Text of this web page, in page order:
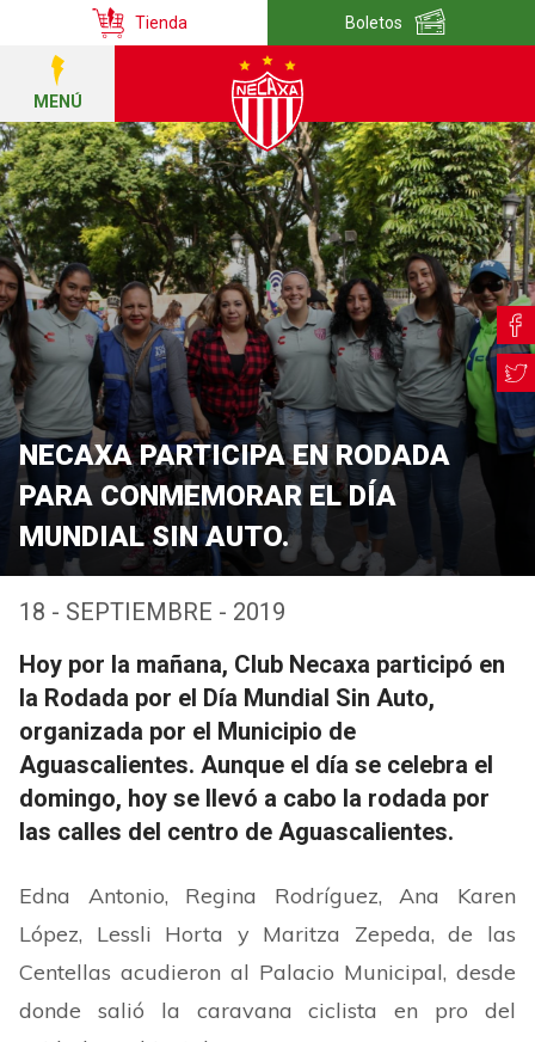
Tienda Boletos
MENÚ
NECAXA PARTICIPA EN RODADA
PARA CONMEMORAR EL DÍA
MUNDIAL SIN AUTO.
18 - SEPTIEMBRE - 2019
Hoy por la mañana, Club Necaxa participó en
la Rodada por el Día Mundial Sin Auto,
organizada por el Municipio de
Aguascalientes. Aunque el día se celebra el
domingo, hoy se llevó a cabo la rodada por
las calles del centro de Aguascalientes.
Edna Antonio, Regina Rodríguez, Ana Karen
López, Lessli Horta y Maritza Zepeda, de las
Centellas acudieron al Palacio Municipal, desde
donde salió la caravana ciclista en pro del